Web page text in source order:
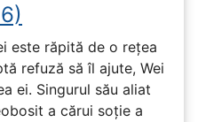
este răpită de o rețea
refuză să îl ajute, Wei
ei. Singurul său aliat
a cărui soție a